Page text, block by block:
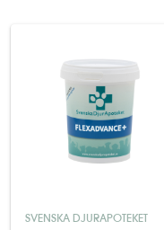
SVENSKA DJURAPOTEKET